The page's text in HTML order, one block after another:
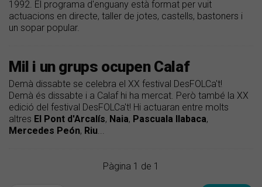
1992. El programa d'enguany està format per vuit
actuacions en directe, taller de jotes, castells, bastoners i
un sopar popular.
Mil i un grups ocupen Calaf
Demà dissabte se celebra el XX festival DesFOLCa't!
Demà és dissabte i a Calaf hi ha mercat. Però també la XX
edició del festival DesFOLCa't! Hi actuaran entre molts
altres El Pont d'Arcalís, Naia, Pascuala Ilabaca,
Mercedes Peón, Riu...
Pàgina 1 de 1